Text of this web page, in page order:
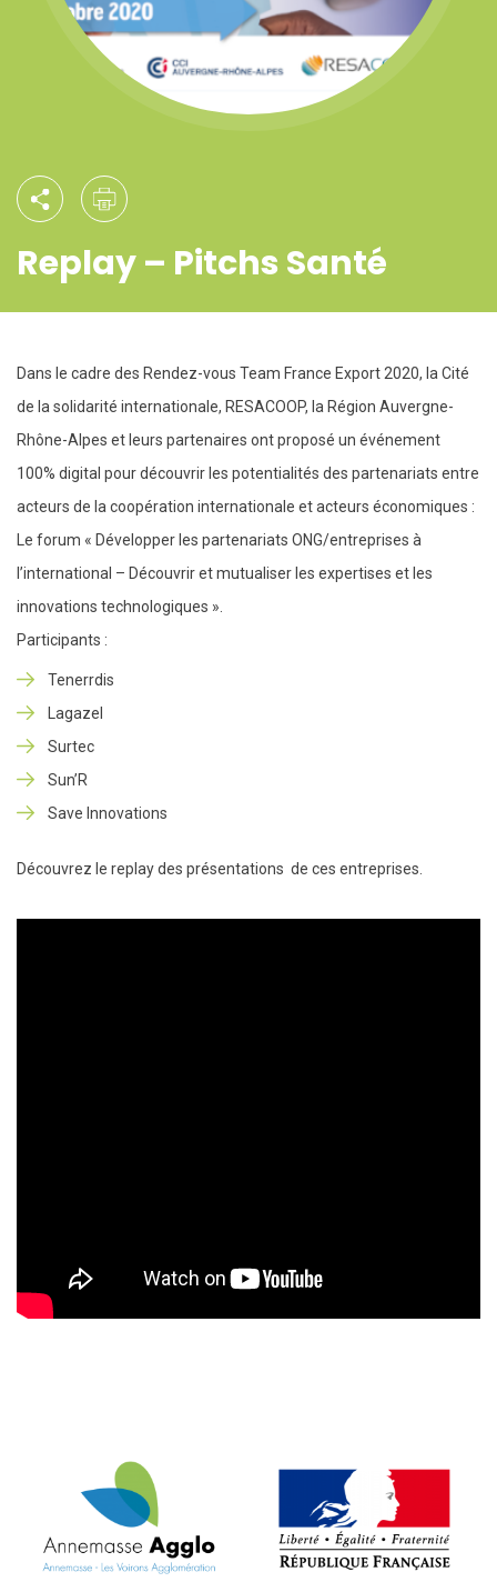
Replay – Pitchs Santé
Dans le cadre des Rendez-vous Team France Export 2020, la Cité
de la solidarité internationale, RESACOOP, la Région Auvergne-
Rhône-Alpes et leurs partenaires ont proposé un événement
100% digital pour découvrir les potentialités des partenariats entre
acteurs de la coopération internationale et acteurs économiques :
Le forum « Développer les partenariats ONG/entreprises à
l’international – Découvrir et mutualiser les expertises et les
innovations technologiques ».
Participants :
Tenerrdis
Lagazel
Surtec
Sun’R
Save Innovations
Découvrez le replay des présentations de ces entreprises.